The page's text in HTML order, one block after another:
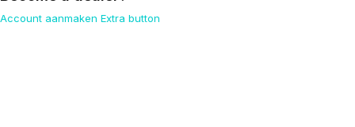
Account aanmaken Extra button